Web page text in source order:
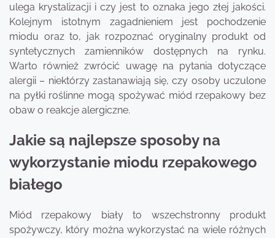
ulega krystalizacji i czy jest to oznaka jego złej jakości.
Kolejnym istotnym zagadnieniem jest pochodzenie
miodu oraz to, jak rozpoznać oryginalny produkt od
syntetycznych zamienników dostępnych na rynku.
Warto również zwrócić uwagę na pytania dotyczące
alergii – niektórzy zastanawiają się, czy osoby uczulone
na pyłki roślinne mogą spożywać miód rzepakowy bez
obaw o reakcje alergiczne.
Jakie są najlepsze sposoby na
wykorzystanie miodu rzepakowego
białego
Miód rzepakowy biały to wszechstronny produkt
spożywczy, który można wykorzystać na wiele różnych